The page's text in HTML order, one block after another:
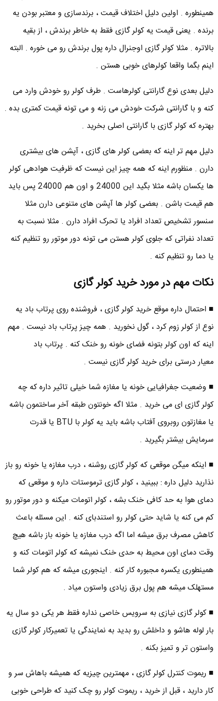
همینطوره . اولین دلیل اختلاف قیمت ، برندسازی و معتبر بودن یه
برنده . یعنی قیمت یه کولر گازی فقط به خاطر برندش ، از بقیه
بالاتره . مثلا کولر گازی اوجنرال داره پول برندش رو می خوره . البته
اینم بگما واقعا کولرهای خوبی هستن .
دلیل بعدی نوع گارانتی کولرهاست . طرف کولر رو خودش وارد می
کنه و با گارانتی شرکت خودش می زنه و می تونه قیمت کمتری بده .
بهتره که کولر گازی با گارانتی اصلی بخرید .
دلیل مهم تر اینه که بعضی کولر های گازی ، آپشن های بیشتری
دارن . منظورم اینه که همه چیز این نیست که ظرفیت هوادهی کولر
ها یکسان باشه مثلا بگید این 24000 و اون هم 24000 پس باید
هم قیمت باشن . بعضی کولر ها آپشن های متنوعی دارن مثلا
سنسور تشخیص تعداد افراد یا تحرک افراد دارن . مثلا نسبت به
تعداد نفراتی که جلوی کولر هستن می تونه دور موتور رو تنظیم کنه
یا دما رو تنظیم کنه .
نکات مهم در مورد خرید کولر گازی
■ احتمال داره موقع خرید کولر گازی ، فروشنده روی پرتاب باد یه
نوع از کولر زوم کرد ، گول نخورید . همه چیز پرتاب باد نیست . مهم
اینه که اون کولر بتونه فضای خونه رو خنک کنه . پرتاب باد
معیار درستی برای خرید کولر گازی نیست .
■ وضعیت جغرافیایی خونه یا مغازه شما خیلی تاثیر داره که چه
کولر گازی ای می خرید . مثلا اگه خونتون طبقه آخر ساختمون باشه
یا مغازتون روبروی آفتاب باشه باید یه کولر با BTU یا قدرت
سرمایش بیشتر بگیرید .
■ اینکه میگن موقعی که کولر گازی روشنه ، درب مغازه یا خونه رو باز
نذارید دلیل داره : ببینید ، کولر گازی ترموستات داره و موقعی که
دمای هوا به حد کافی خنک بشه ، کولر اتومات میکنه و دور موتور رو
کم می کنه یا شاید حتی کولر رو استندبای کنه . این مسئله باعث
کاهش مصرف برق میشه اما اگه درب مغازه یا خونه باز باشه هیچ
وقت دمای اون محیط به حدی خنک نمیشه که کولر اتومات کنه و
همینطوری یکسره مجبوره کار کنه . اینجوری میشه که هم کولر شما
مستهلک میشه هم پول برق زیادی واستون میاد .
■ کولر گازی نیازی به سرویس خاصی نداره فقط هر یکی دو سال یه
بار لوله هاشو و داخلش رو بدید به نمایندگی یا تعمیرکار کولر گازی
واستون تر و تمیز بکنه .
■ ریموت کنترل کولر گازی ، مهمترین چیزیه که همیشه باهاش سر و
کار دارید ، قبل از خرید ، ریموت کولر رو چک کنید که طراحی خوبی